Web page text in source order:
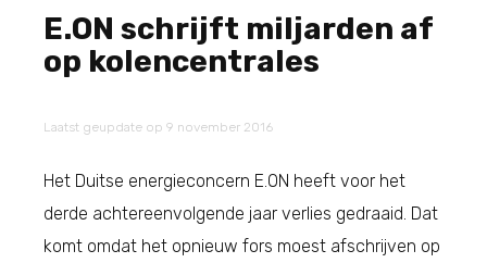
E.ON schrijft miljarden af
op kolencentrales
Laatst geupdate op 9 november 2016
Het Duitse energieconcern E.ON heeft voor het
derde achtereenvolgende jaar verlies gedraaid. Dat
komt omdat het opnieuw fors moest afschrijven op